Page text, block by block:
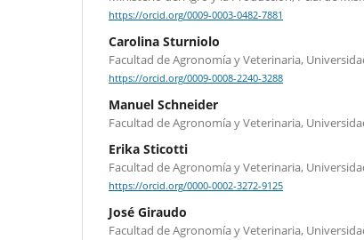
https://orcid.org/0009-0003-0482-7881
Carolina Sturniolo
Facultad de Agronomía y Veterinaria,
https://orcid.org/0009-0008-2240-3288
Manuel Schneider
Facultad de Agronomía y Veterinaria,
Erika Sticotti
Facultad de Agronomía y Veterinaria,
https://orcid.org/0000-0002-3272-9125
José Giraudo
Facultad de Agronomía y Veterinaria,